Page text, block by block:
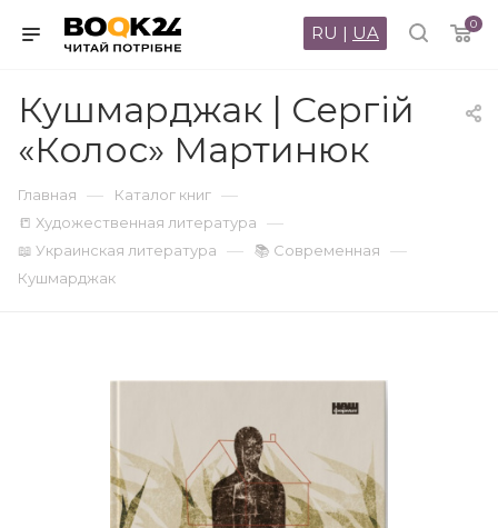
0
RU | UA
Кушмарджак | Сергій
«Колос» Мартинюк
Главная — Каталог книг —
📒 Художественная литература —
📖 Украинская литература — 📚 Современная —
Кушмарджак